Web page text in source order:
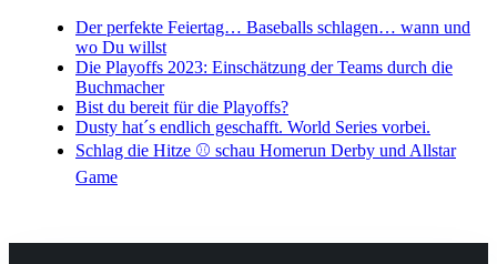
Der perfekte Feiertag… Baseballs schlagen… wann und
wo Du willst
Die Playoffs 2023: Einschätzung der Teams durch die
Buchmacher
Bist du bereit für die Playoffs?
Dusty hat´s endlich geschafft. World Series vorbei.
Schlag die Hitze ⚾️ schau Homerun Derby und Allstar
Game